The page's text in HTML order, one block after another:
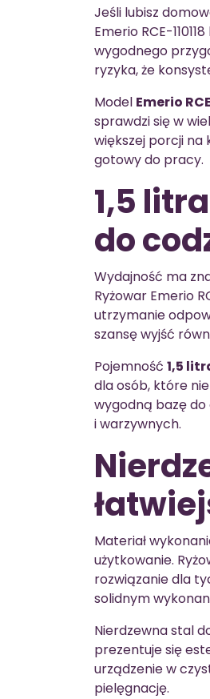
Jeśli lubisz
Emerio RCE-
wygodnego
ryzyka, że
Model Emerio
sprawdzi się w
większej porcji na
gotowy do pracy.
1,5
do
Wydajność ma
Ryżowar Emerio
utrzymanie
szansę wyjść
Pojemność 1,5
dla osób, które
wygodną bazę do
i warzywnych.
Materiał
użytkowanie.
rozwiązanie dla
solidnym
Nierdzewna stal
prezentuje się
urządzenie w
pielęgnację.